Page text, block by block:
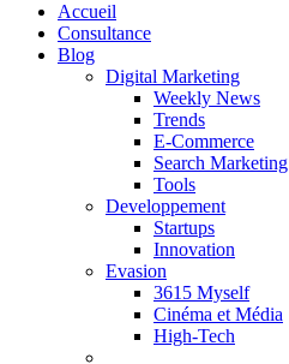
Accueil
Consultance
Blog
Digital Marketing
Weekly News
Trends
E-Commerce
Search Marketing
Tools
Developpement
Startups
Innovation
Evasion
3615 Myself
Cinéma et Média
High-Tech